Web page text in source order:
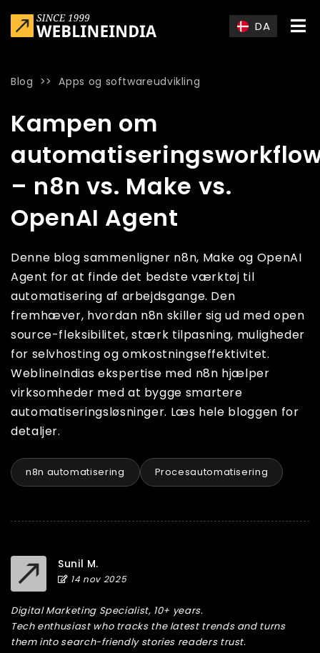
DA
Blog >>Apps og softwareudvikling
Kampen om
– n8n vs. Make vs.
OpenAI Agent
Denne blog sammenligner n8n, Make og OpenAI
Agent for at finde det bedste værktøj til
automatisering af arbejdsgange. Den
fremhæver, hvordan n8n skiller sig ud med open
source-fleksibilitet, stærk tilpasning, muligheder
for selvhosting og omkostningseffektivitet.
WeblineIndias ekspertise med n8n hjælper
virksomheder med at bygge smartere
automatiseringsløsninger. Læs hele bloggen for
detaljer.
n8n automatisering Procesautomatisering
Sunil M.
14 nov 2025
Digital Marketing Specialist, 10+ years.
Tech enthusiast who tracks the latest trends and turns
them into search-friendly stories readers trust.